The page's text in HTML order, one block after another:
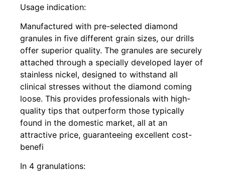
Usage indication:
Manufactured with pre-selected diamond
granules in five different grain sizes, our drills
offer superior quality. The granules are securely
attached through a specially developed layer of
stainless nickel, designed to withstand all
clinical stresses without the diamond coming
loose. This provides professionals with high-
quality tips that outperform those typically
found in the domestic market, all at an
attractive price, guaranteeing excellent cost-
benefi
In 4 granulations: